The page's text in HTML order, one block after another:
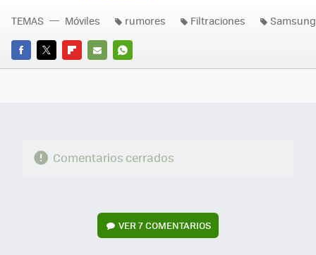
FACEBOOK
TWITTERFLIPBOARD
E-
WHATSAPP
TEMAS Móviles rumores Filtraciones
Comentarios cerrados
VER7 COMENTARIOS